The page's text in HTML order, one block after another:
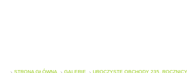
STRONA GŁÓWNA GALERIE UROCZYSTE OBCHODY 235.